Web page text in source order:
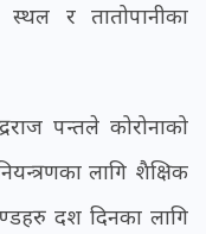
स्थल र तातोपानीका
पन्तले कोरोनाको
लागि शैक्षिक
दश दिनका लागि